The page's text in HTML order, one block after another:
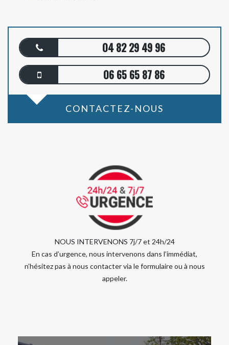
04 82 29 49 96
06 65 65 87 86
CONTACTEZ-NOUS
NOUS INTERVENONS 7j/7 et 24h/24
En cas d’urgence, nous intervenons dans l’immédiat,
n’hésitez pas à nous contacter via le formulaire ou à nous
appeler.